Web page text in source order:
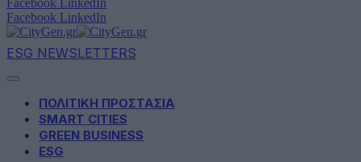
Facebook LinkedIn
Facebook LinkedIn
ESG NEWSLETTERS
ΠΟΛΙΤΙΚΗ ΠΡΟΣΤΑΣΙΑ
SMART CITIES
GREEN BUSINESS
ESG